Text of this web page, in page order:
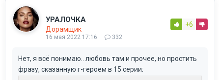
УРАЛОЧКА
Дорамщик
16 мая 2022 17:16 332
+6
Нет, я всё понимаю.. любовь там и прочее, но простить
фразу, сказанную г-героем в 15 серии: